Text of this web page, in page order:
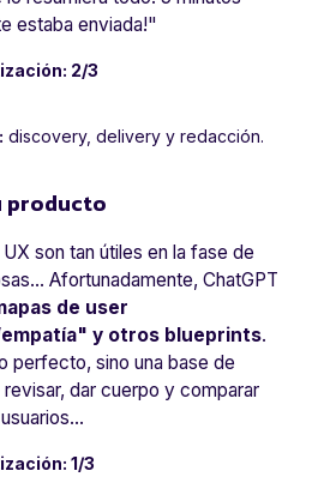
estaba enviada!"
2/3
discovery, delivery y redacción.
producto
son tan útiles en la fase de
Afortunadamente, ChatGPT
de user
y otros blueprints.
perfecto, sino una base de
dar cuerpo y comparar
1/3